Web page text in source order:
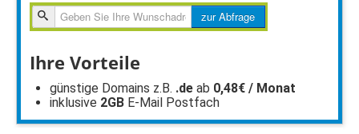
zur
Abfragen
zur Abfrage
Ihre Vorteile
günstige Domains z.B. .de ab 0,48€ / Monat
inklusive 2GB E-Mail Postfach